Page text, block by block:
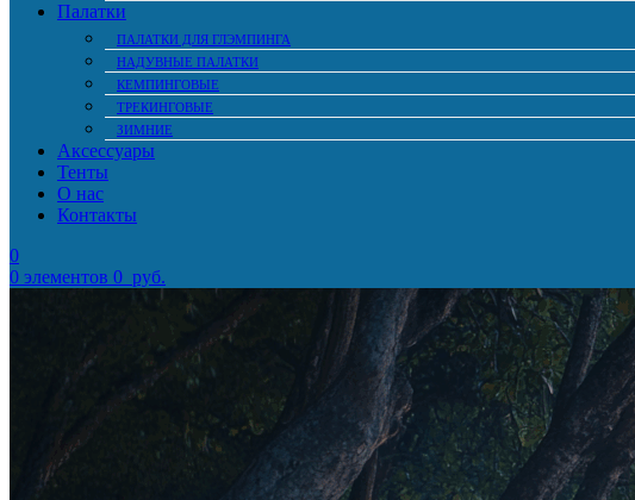
Палатки
ПАЛАТКИ ДЛЯ ГЛЭМПИНГА
НАДУВНЫЕ ПАЛАТКИ
КЕМПИНГОВЫЕ
ТРЕКИНГОВЫЕ
ЗИМНИЕ
Аксессуары
Тенты
О нас
Контакты
0
0 элементов 0 руб.